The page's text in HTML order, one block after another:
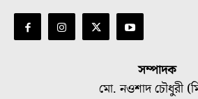
সম্পাদক
মো. নওশাদ চৌধুরী